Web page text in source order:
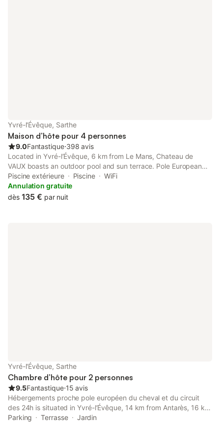
Yvré-l'Évêque, Sarthe
Maison d’hôte pour 4 personnes
9.0Fantastique⋅398 avis
Located in Yvré-l’Évêque, 6 km from Le Mans, Chateau de
VAUX boasts an outdoor pool and sun terrace. Pole European
Du Cheval is located 2.7 km from the property and Le Mans
Circuit is a 15-minute drive away.
Piscine extérieure Piscine
WiFi
Annulation gratuite
dès 135 € par nuit
Yvré-l'Évêque, Sarthe
Chambre d’hôte pour 2 personnes
9.5Fantastique⋅15 avis
Hébergements proche pole européen du cheval et du circuit
des 24h is situated in Yvré-lʼÉvêque, 14 km from Antarès, 16 km
from Le Mans Circuit, and 5.7 km from Le Mansgolfier Golf Club.
Parking Terrasse
Jardin